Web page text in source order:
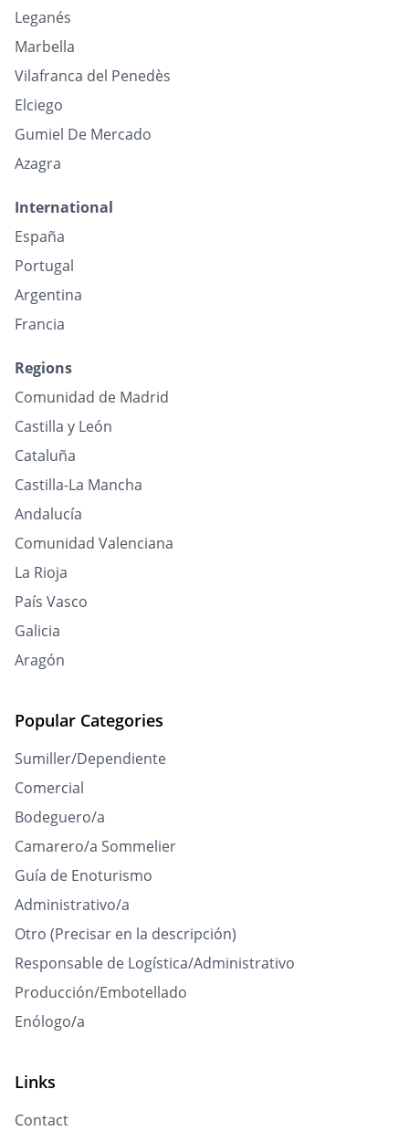
Leganés
Marbella
Vilafranca del Penedès
Elciego
Gumiel De Mercado
Azagra
International
España
Portugal
Argentina
Francia
Regions
Comunidad de Madrid
Castilla y León
Cataluña
Castilla-La Mancha
Andalucía
Comunidad Valenciana
La Rioja
País Vasco
Galicia
Aragón
Popular Categories
Sumiller/Dependiente
Comercial
Bodeguero/a
Camarero/a Sommelier
Guía de Enoturismo
Administrativo/a
Otro (Precisar en la descripción)
Responsable de Logística/Administrativo
Producción/Embotellado
Enólogo/a
Links
Contact